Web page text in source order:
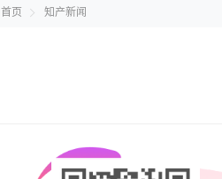
首页 知产新闻